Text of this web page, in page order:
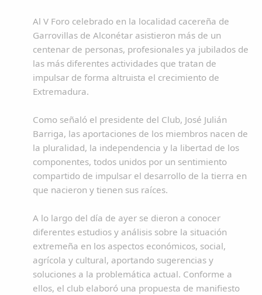
Al V Foro celebrado en la localidad cacereña de
Garrovillas de Alconétar asistieron más de un
centenar de personas, profesionales ya jubilados de
las más diferentes actividades que tratan de
impulsar de forma altruista el crecimiento de
Extremadura.
Como señaló el presidente del Club, José Julián
Barriga, las aportaciones de los miembros nacen de
la pluralidad, la independencia y la libertad de los
componentes, todos unidos por un sentimiento
compartido de impulsar el desarrollo de la tierra en
que nacieron y tienen sus raíces.
A lo largo del día de ayer se dieron a conocer
diferentes estudios y análisis sobre la situación
extremeña en los aspectos económicos, social,
agrícola y cultural, aportando sugerencias y
soluciones a la problemática actual. Conforme a
ellos, el club elaboró una propuesta de manifiesto